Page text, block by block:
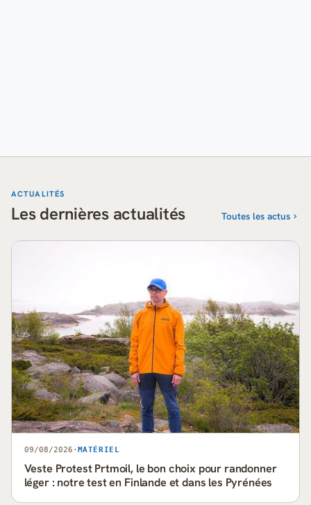
ACTUALITÉS
Les dernières actualités Toutes les actus
09/08/2026 · MATÉRIEL
Veste Protest Prtmoil, le bon choix pour randonner
léger : notre test en Finlande et dans les Pyrénées